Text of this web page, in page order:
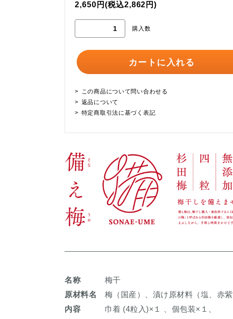
2,650円(税込2,862円)
購入数
カートに入れる
この商品について問い合わせる
返品について
特定商取引法に基づく表記
名称 梅干
原材料名
梅（国産）、漬け原材料（塩、赤紫
内容 巾着 (4粒入)×１ 、個包装×１、